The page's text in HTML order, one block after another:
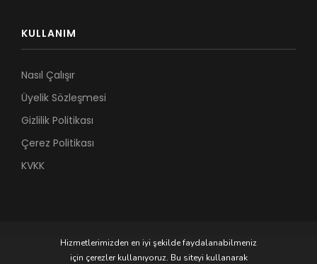
KULLANIM
Nasıl Çalışır
Üyelik Sözleşmesi
Gizlilik Politikası
Çerez Politikası
KVKK
Hizmetlerimizden en iyi şekilde faydalanabilmeniz
için çerezler kullanıyoruz. Bu siteyi kullanarak